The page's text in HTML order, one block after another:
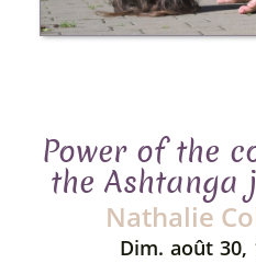
Power of the
the Ashtanga
Nathalie
Dim. août 30,